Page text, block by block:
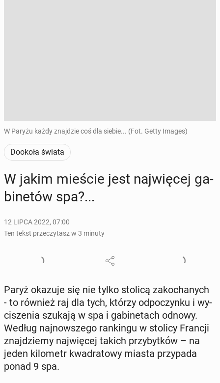
W Paryżu każdy znajdzie coś dla siebie... (Fot. Getty Images)
Dookoła świata
W jakim mieście jest naj­wię­cej ga­
bi­ne­tów spa?...
12 LIPCA 2022, 07:00
Ten tekst przeczytasz w 3 minuty
Paryż okazuje się nie tylko stolicą za­ko­cha­nych
- to również raj dla tych, którzy od­po­czyn­ku i wy­
ci­sze­nia szukają w spa i ga­bi­ne­tach odnowy.
Według naj­now­sze­go ran­kin­gu w stolicy Francji
znaj­dzie­my naj­wię­cej takich przy­byt­ków – na
jeden ki­lo­metr kwa­dra­to­wy miasta przy­pa­da
ponad 9 spa.